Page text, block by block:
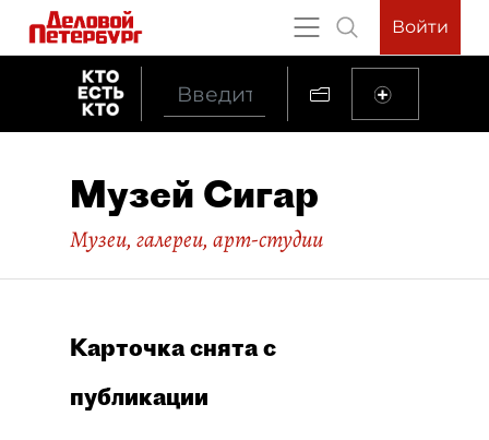
Войти
Музей Сигар
Музеи, галереи, арт-студии
Карточка снята с
публикации